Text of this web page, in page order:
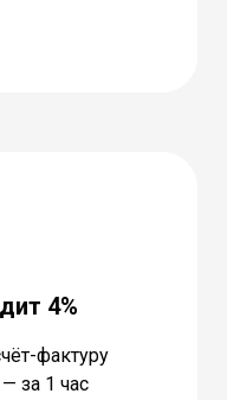
фактуру
за 1 час
4%